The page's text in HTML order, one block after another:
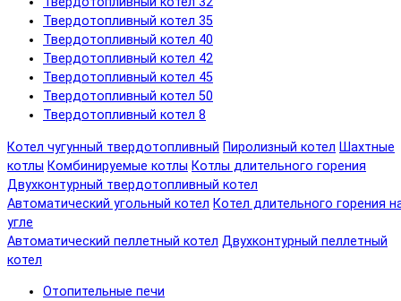
Твердотопливный котел 35
Твердотопливный котел 40
Твердотопливный котел 42
Твердотопливный котел 45
Твердотопливный котел 50
Твердотопливный котел 8
Котел чугунный твердотопливный Пиролизный котел Шахтные
котлы Комбинируемые котлы Котлы длительного горения
Двухконтурный твердотопливный котел
Автоматический угольный котел Котел длительного горения
угле
Автоматический пеллетный котел Двухконтурный пеллетный
котел
Отопительные печи